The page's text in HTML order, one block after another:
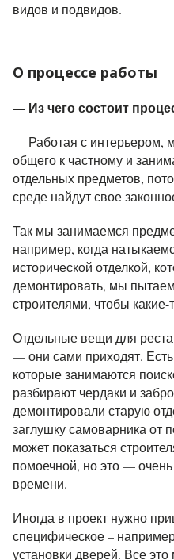
видов и подвидов.
О процессе работы
— Из чего состоит
— Работая с интерьером,
общего к частному и
отдельных предметов,
среде найдут свое
Так мы занимаемся
например, когда
исторической отделкой,
демонтировать, мы
строителями, чтобы
Отдельные вещи для
— они сами приходят.
которые занимаются
разбирают чердаки и
демонтировали старую
заглушку самоварника от
может показаться
помоечной, но это —
времени.
Иногда в проект нужно
специфическое –
установки дверей. Все